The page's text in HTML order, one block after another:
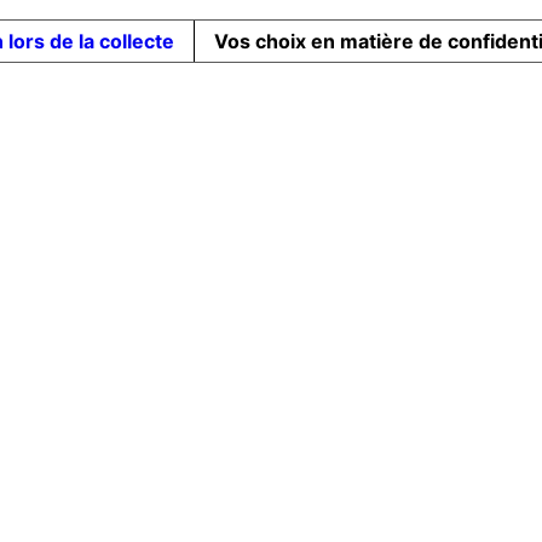
lors de la collecte Vos choix en matière de